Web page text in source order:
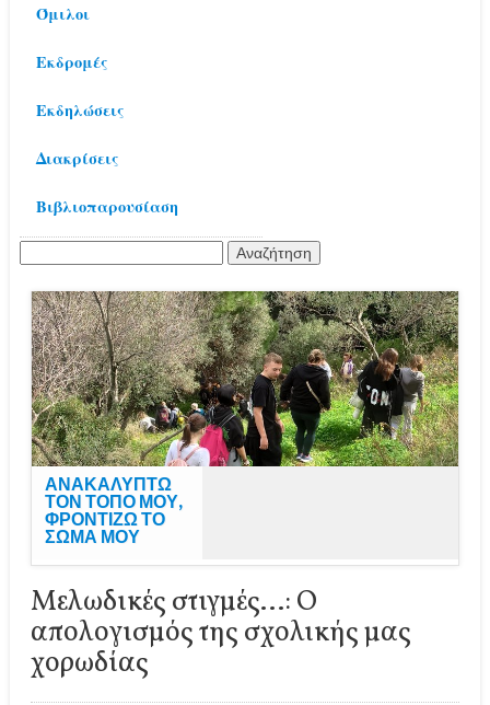
Όμιλοι
Εκδρομές
Εκδηλώσεις
Διακρίσεις
Βιβλιοπαρουσίαση
Αναζήτηση
SKIATHOS RUN
TRAIL 2026
Μελωδικές στιγμές…: Ο
απολογισμός της σχολικής μας
χορωδίας